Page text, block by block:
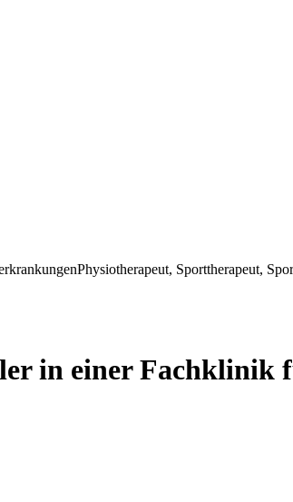
Physiotherapeut, Sporttherapeut,
in einer Fachklinik